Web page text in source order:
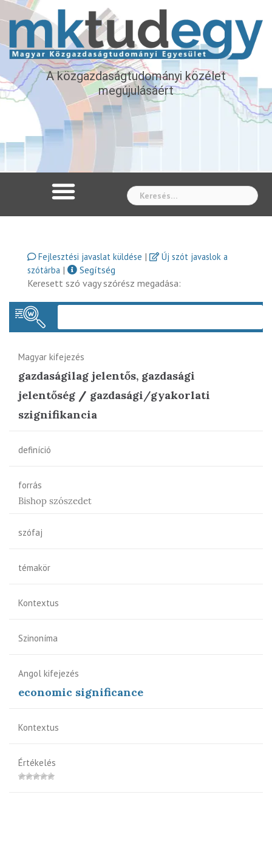
A közgazdaságtudományi közélet
megújulásáért
Fejlesztési javaslat küldése |
Új szót javaslok a
szótárba |
Segítség
Keresett szó vagy szórész megadása:
Magyar kifejezés
gazdaságilag jelentős, gazdasági
jelentőség // gazdasági/gyakorlati
szignifikancia
definíció
forrás
Bishop szószedet
szófaj
témakör
Kontextus
Szinoníma
Angol kifejezés
economic significance
Kontextus
Értékelés